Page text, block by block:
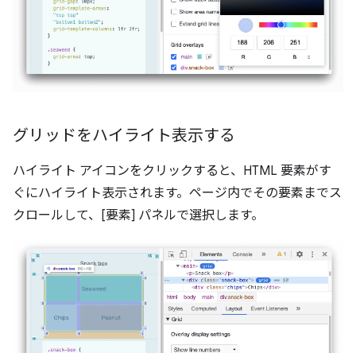
グリッドをハイライト表示する
ハイライト アイコンをクリックすると、HTML 要素がす
ぐにハイライト表示されます。ページ内でその要素までス
クロールして、[要素] パネルで選択します。